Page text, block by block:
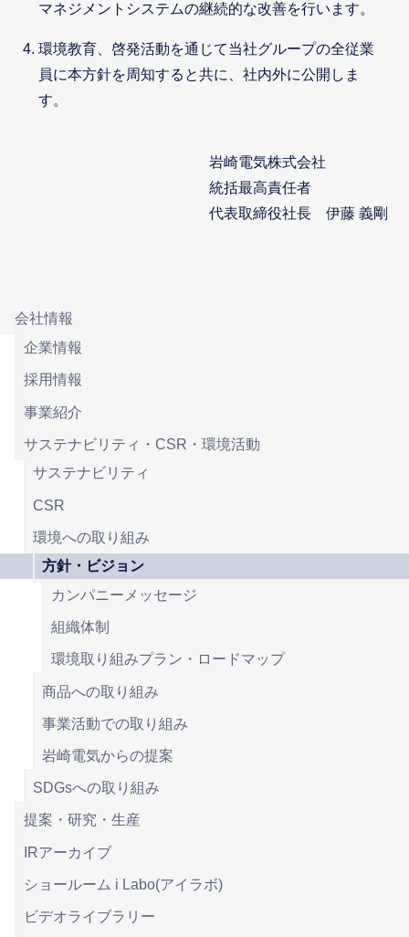
マネジメントシステムの継続的な改善を行います。
環境教育、啓発活動を通じて当社グループの全従業
員に本方針を周知すると共に、社内外に公開しま
す。
岩崎電気株式会社
統括最高責任者
代表取締役社長 伊藤 義剛
会社情報
企業情報
採用情報
事業紹介
サステナビリティ・CSR・環境活動
サステナビリティ
CSR
環境への取り組み
方針・ビジョン
カンパニーメッセージ
組織体制
環境取り組みプラン・ロードマップ
商品への取り組み
事業活動での取り組み
岩崎電気からの提案
SDGsへの取り組み
提案・研究・生産
IRアーカイブ
ショールーム i Labo(アイラボ)
ビデオライブラリー